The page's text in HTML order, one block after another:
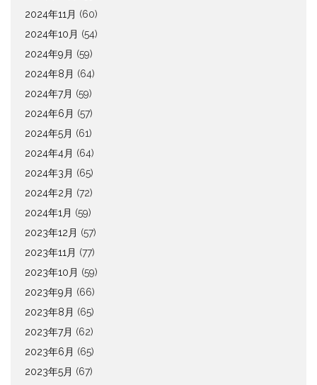
2024年11月 (60)
2024年10月 (54)
2024年9月 (59)
2024年8月 (64)
2024年7月 (59)
2024年6月 (57)
2024年5月 (61)
2024年4月 (64)
2024年3月 (65)
2024年2月 (72)
2024年1月 (59)
2023年12月 (57)
2023年11月 (77)
2023年10月 (59)
2023年9月 (66)
2023年8月 (65)
2023年7月 (62)
2023年6月 (65)
2023年5月 (67)